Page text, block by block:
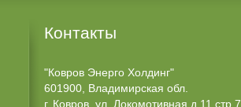
Контакты
"Ковров Энерго Холдинг"
601900, Владимирская обл.
г. Ковров, ул. Локомотивная д.11 стр.7